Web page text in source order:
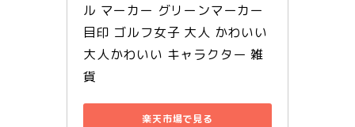
ル マーカー グリーンマーカー
目印 ゴルフ女子 大人 かわいい
大人かわいい キャラクター 雑
貨
楽天市場で見る